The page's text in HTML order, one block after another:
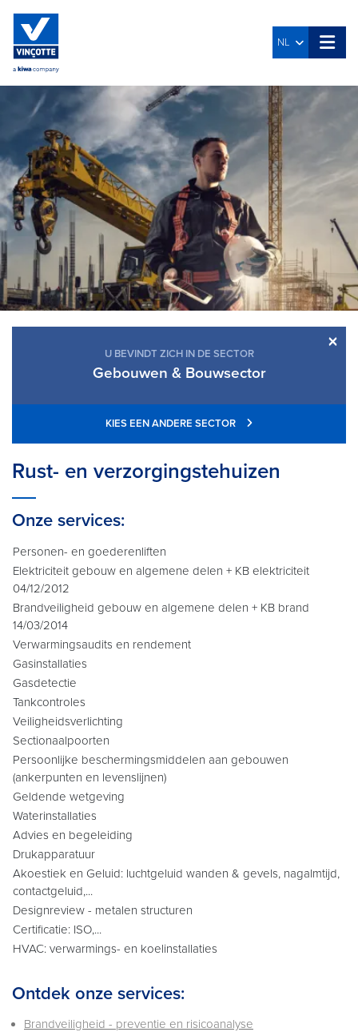
NL
×
U BEVINDT ZICH IN DE SECTOR
Gebouwen & Bouwsector
KIES EEN ANDERE SECTOR
Rust- en verzorgingstehuizen
Onze services:
Personen- en goederenliften
Elektriciteit gebouw en algemene delen + KB elektriciteit
04/12/2012
Brandveiligheid gebouw en algemene delen + KB brand
14/03/2014
Verwarmingsaudits en rendement
Gasinstallaties
Gasdetectie
Tankcontroles
Veiligheidsverlichting
Sectionaalpoorten
Persoonlijke beschermingsmiddelen aan gebouwen
(ankerpunten en levenslijnen)
Geldende wetgeving
Waterinstallaties
Advies en begeleiding
Drukapparatuur
Akoestiek en Geluid: luchtgeluid wanden & gevels, nagalmtijd,
contactgeluid,...
Designreview - metalen structuren
Certificatie: ISO,...
HVAC: verwarmings- en koelinstallaties
Ontdek onze services:
Brandveiligheid - preventie en risicoanalyse